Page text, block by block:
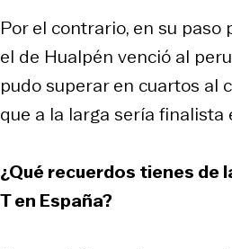
Por el contrario, en su
el de Hualpén venció al
pudo superar en cuartos al
que a la larga sería finalista
¿Qué recuerdos tienes de
T en España?